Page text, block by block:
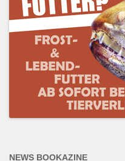
NEWS BOOKAZINE